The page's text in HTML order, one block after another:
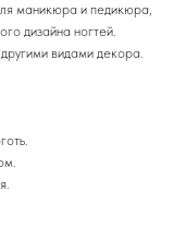
маникюра и педикюра,
дизайна ногтей.
видами декора.